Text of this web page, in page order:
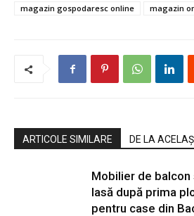
magazin gospodaresc online magazin
ARTICOLE SIMILARE DE LA
Mobilier de
lasă după prima
pentru case din